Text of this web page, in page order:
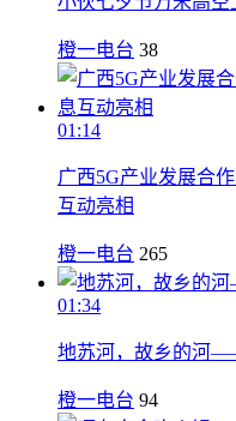
橙一电台 38
01:14
广西5G产业发展合
互动亮相
橙一电台 265
01:34
地苏河，故乡的河
橙一电台 94